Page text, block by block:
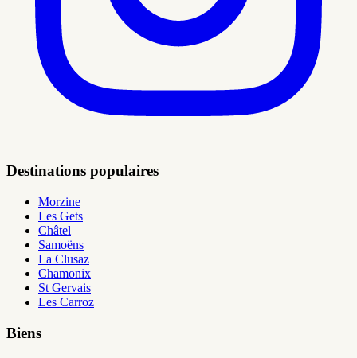
Destinations populaires
Morzine
Les Gets
Châtel
Samoëns
La Clusaz
Chamonix
St Gervais
Les Carroz
Biens